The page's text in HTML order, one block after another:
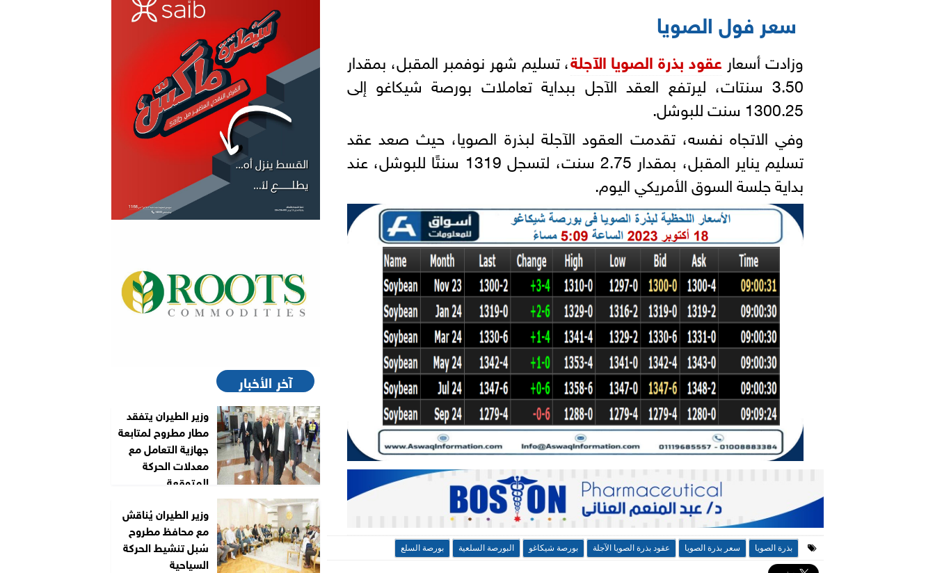
سعر فول الصويا
وزادت أسعار عقود بذرة الصويا الآجلة، تسليم شهر نوفمبر المقبل، بمقدار
3.50 سنتات، ليرتفع العقد الآجل ببداية تعاملات بورصة شيكاغو إلى
1300.25 سنت للبوشل.
وفي الاتجاه نفسه، تقدمت العقود الآجلة لبذرة الصويا، حيث صعد عقد
تسليم يناير المقبل، بمقدار 2.75 سنت، لتسجل 1319 سنتًا للبوشل، عند
بداية جلسة السوق الأمريكي اليوم.
بذرة الصويا سعر بذرة الصويا عقود بذرة الصويا الآجلة بورصة شيكاغو البورصة السلعية بورصة السلع
آخر الأخبار
وزير الطيران يتفقد
مطار مطروح لمتابعة
جهازية التعامل مع
معدلات الحركة
المتوقعة...
وزير الطيران يُناقش
مع محافظ مطروح
سُبل تنشيط الحركة
السياحية